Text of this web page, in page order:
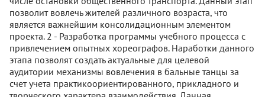
позволит вовлечь жителей различного возраста, что
является важнейшим консолидационным элементом
проекта. 2 - Разработка программы учебного процесса с
привлечением опытных хореографов. Наработки данного
этапа позволят создать актуальные для целевой
аудитории механизмы вовлечения в бальные танцы за
счет учета практикоориентированного, прикладного и